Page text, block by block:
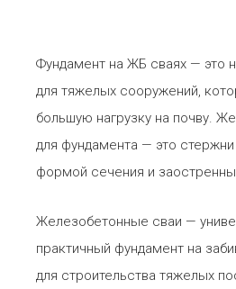
Фундамент на ЖБ сваях — это
для тяжелых сооружений,
большую нагрузку на почву.
для фундамента — это стержни
формой сечения и
Железобетонные сваи —
практичный фундамент на
для строительства тяжелых